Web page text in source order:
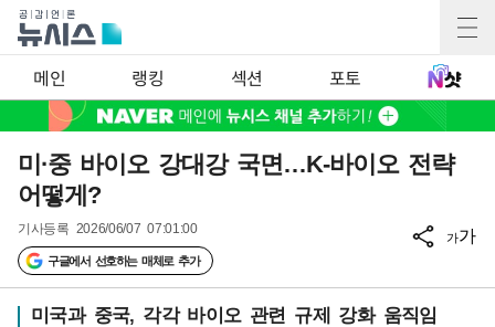
메인 랭킹 섹션 포토
미·중 바이오 강대강 국면…K-바이오 전략
어떻게?
기사등록 2026/06/07 07:01:00
구글에서 선호하는 매체로 추가
가가
미국과 중국, 각각 바이오 관련 규제 강화 움직임